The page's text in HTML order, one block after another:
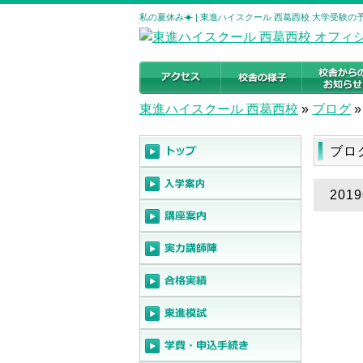
私の夏休み☀ | 東進ハイスクール 西葛西校 大学受験の
東進ハイスクール 西葛西校 » ブログ »
ブロ